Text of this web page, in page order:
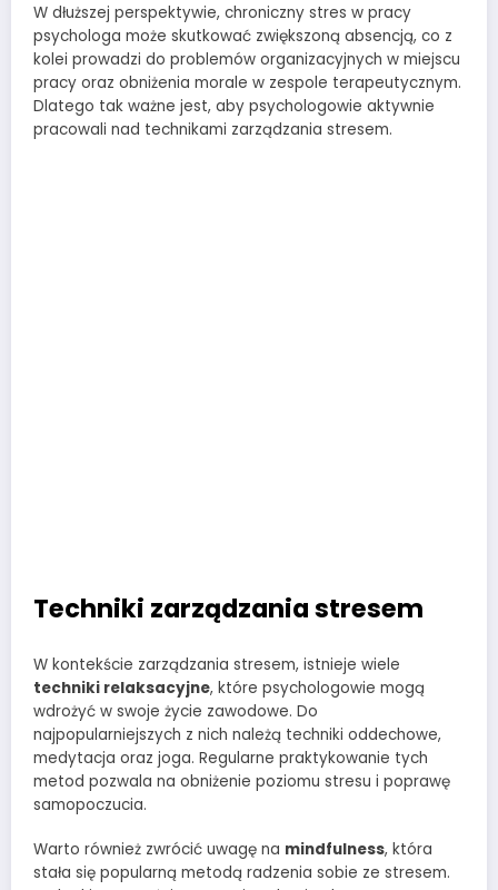
W dłuższej perspektywie, chroniczny stres w pracy
psychologa może skutkować zwiększoną absencją, co z
kolei prowadzi do problemów organizacyjnych w miejscu
pracy oraz obniżenia morale w zespole terapeutycznym.
Dlatego tak ważne jest, aby psychologowie aktywnie
pracowali nad technikami zarządzania stresem.
Techniki zarządzania stresem
W kontekście zarządzania stresem, istnieje wiele
techniki relaksacyjne, które psychologowie mogą
wdrożyć w swoje życie zawodowe. Do
najpopularniejszych z nich należą techniki oddechowe,
medytacja oraz joga. Regularne praktykowanie tych
metod pozwala na obniżenie poziomu stresu i poprawę
samopoczucia.
Warto również zwrócić uwagę na mindfulness, która
stała się popularną metodą radzenia sobie ze stresem.